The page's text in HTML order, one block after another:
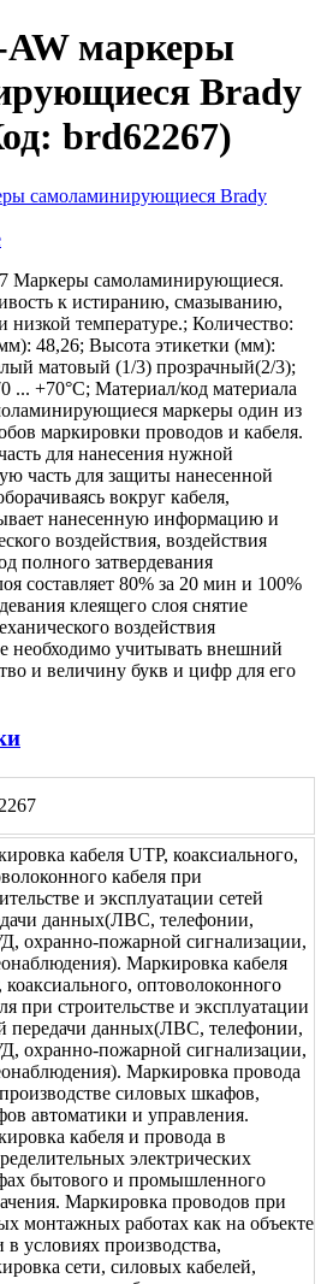
AW маркеры
Brady
brd62267)
Маркеры самоламинирующиеся.
к истиранию, смазыванию,
температуре.; Количество:
48,26; Высота этикетки (мм):
матовый (1/3) прозрачный(2/3);
... +70°С; Материал/код материала
маркеры один из
маркировки проводов и кабеля.
для нанесения нужной
часть для защиты нанесенной
вокруг кабеля,
нанесенную информацию и
воздействия, воздействия
полного затвердевания
составляет 80% за 20 мин и 100%
клеящего слоя снятие
воздействия
необходимо учитывать внешний
и величину букв и цифр для его
кабеля UTP, коаксиального,
кабеля при
и эксплуатации сетей
данных(ЛВС, телефонии,
охранно-пожарной сигнализации,
Маркировка кабеля
коаксиального, оптоволоконного
при строительстве и эксплуатации
передачи данных(ЛВС, телефонии,
охранно-пожарной сигнализации,
Маркировка провода
силовых шкафов,
автоматики и управления.
кабеля и провода в
электрических
бытового и промышленного
Маркировка проводов при
монтажных работах как на объекте
в условиях производства,
сети, силовых кабелей,